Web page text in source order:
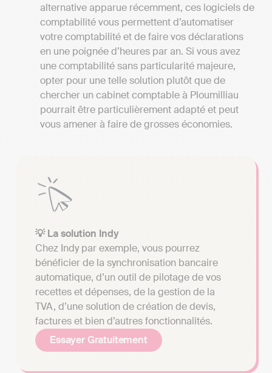
alternative apparue récemment, ces logiciels de
comptabilité vous permettent d’automatiser
votre comptabilité et de faire vos déclarations
en une poignée d’heures par an. Si vous avez
une comptabilité sans particularité majeure,
opter pour une telle solution plutôt que de
chercher un cabinet comptable à Ploumilliau
pourrait être particulièrement adapté et peut
vous amener à faire de grosses économies.
💡 La solution Indy
Chez Indy par exemple, vous pourrez
bénéficier de la synchronisation bancaire
automatique, d’un outil de pilotage de vos
recettes et dépenses, de la gestion de la
TVA, d’une solution de création de devis,
factures et bien d’autres fonctionnalités.
Essayer Gratuitement